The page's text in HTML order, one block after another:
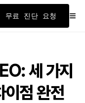
무료 진단 요청 ≡
세 가지
이점 완전